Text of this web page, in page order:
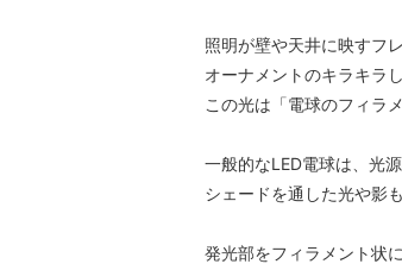
照明が壁や天井に映すフ
オーナメントのキラキラ
この光は「電球のフィラ
一般的なLED電球は、光
シェードを通した光や影
発光部をフィラメント状